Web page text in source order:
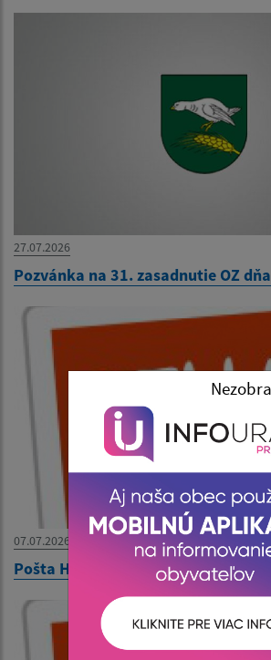
27.07.2026
Pozvánka na 31. zasadnutie OZ
07.07.2026
Pošta Hraň - oznámenie